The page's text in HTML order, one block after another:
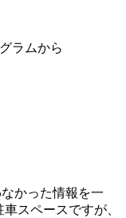
ラムから
かった情報を一
スペースですが、